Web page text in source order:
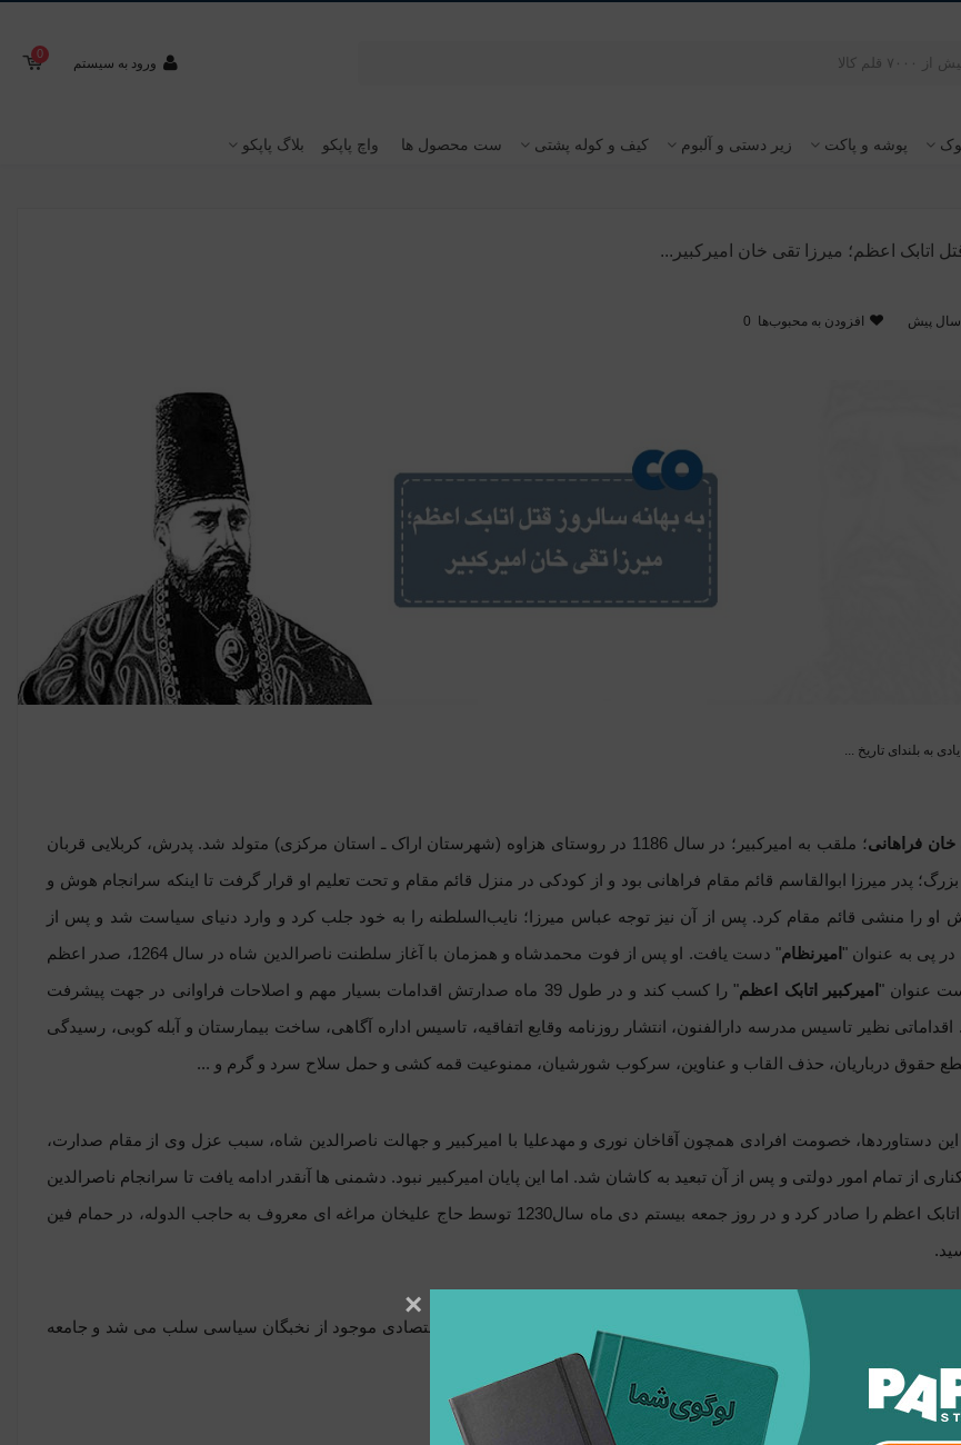
ورود به سیستم
0
پوشه و پاکت زیر دستی و آلبوم کیف و کوله پشتی ست محصول ها واچ پاپکو بلاگ پاپکو
اتابک اعظم؛ میرزا تقی خان امیرکبیر...
افزودن به محبوب‌ها 0
به بلندای تاریخ ...
فراهانی
؛ ملقب به امیرکبیر؛ در سال 1186 در روستای هزاوه (شهرستان اراک ـ استان مرکزی) متولد شد. پدرش، کربلایی قربان
بزرگ؛ پدر میرزا ابوالقاسم قائم مقام فراهانی بود و از کودکی در منزل قائم مقام و تحت تعلیم او قرار گرفت تا اینکه سرانجام هوش و
او را منشی قائم مقام کرد. پس از آن نیز توجه عباس میرزا؛ نایب‌السلطنه را به خود جلب کرد و وارد دنیای سیاست شد و پس از
پی به عنوان " امیرنظام
" دست یافت. او پس از فوت محمدشاه و همزمان با آغاز سلطنت ناصرالدین شاه در سال 1264، صدر اعظم
عنوان " امیرکبیر اتابک اعظم
" را کسب کند و در طول 39 ماه صدارتش اقدامات بسیار مهم و اصلاحات فراوانی در جهت پیشرفت
نظیر تاسیس مدرسه دارالفنون، انتشار روزنامه وقایع اتفاقیه، تاسیس اداره آگاهی، ساخت بیمارستان و آبله کوبی، رسیدگی
حقوق درباریان، حذف القاب و عناوین، سرکوب شورشیان، ممنوعیت قمه کشی و حمل سلاح سرد و گرم و ...
این دستاوردها، خصومت افرادی همچون آقاخان نوری و مهدعلیا با امیرکبیر و جهالت ناصرالدین شاه، سبب عزل وی از مقام صدارت،
از تمام امور دولتی و پس از آن تبعید به کاشان شد. اما این پایان امیرکبیر نبود. دشمنی ها آنقدر ادامه یافت تا سرانجام ناصرالدین
شاه فرمان قتل اتابک اعظم را صادر کرد و در روز جمعه بیستم دی ماه سال1230 توسط حاج علیخان مراغه ‌ای معروف به حاجب ‌الدوله، در حمام فین
ساختار جامعه در گذشته چنان بود که امکان اصلاح اوضاع سیاسی، اجتماعی و اقتصادی موجود از نخبگان سیاسی سلب می شد و جامعه
نداشت، دست به نخبه کشی می‌زد.
درک و شناخت بهتر از جو حاکم بر اجتماع آن زمان بیشتر بخوانیم :
×